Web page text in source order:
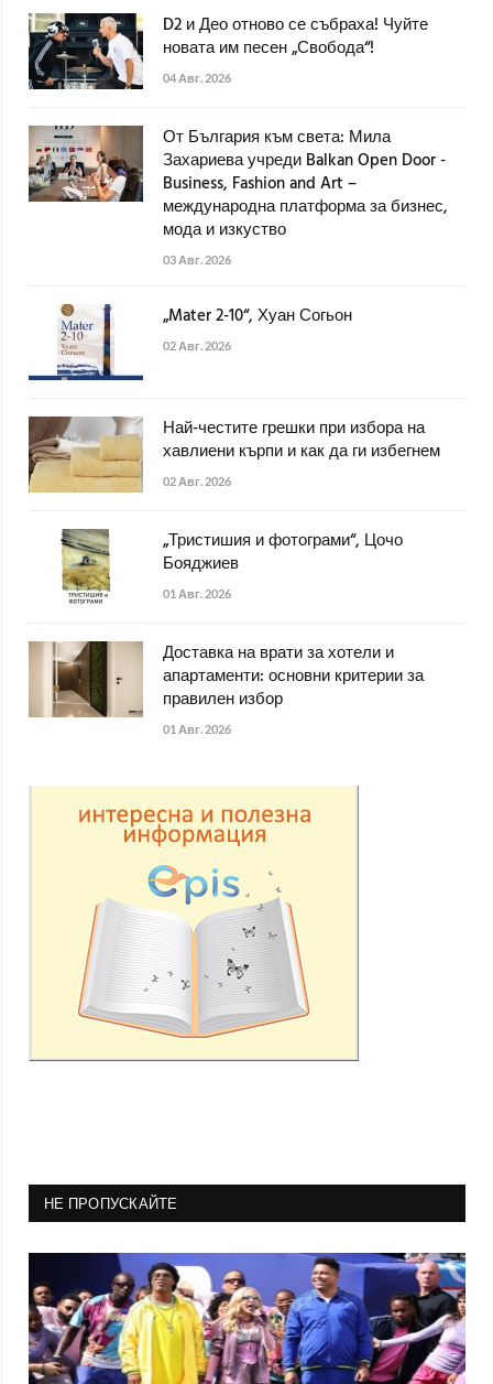
D2 и Део отново се събраха! Чуйте
новата им песен „Свобода“!
04 Авг. 2026
От България към света: Мила
Захариева учреди Balkan Open Door -
Business, Fashion and Art –
международна платформа за бизнес,
мода и изкуство
03 Авг. 2026
„Mater 2-10“, Хуан Согьон
02 Авг. 2026
Най-честите грешки при избора на
хавлиени кърпи и как да ги избегнем
02 Авг. 2026
„Тристишия и фотограми“, Цочо
Бояджиев
01 Авг. 2026
Доставка на врати за хотели и
апартаменти: основни критерии за
правилен избор
01 Авг. 2026
НЕ ПРОПУСКАЙТЕ